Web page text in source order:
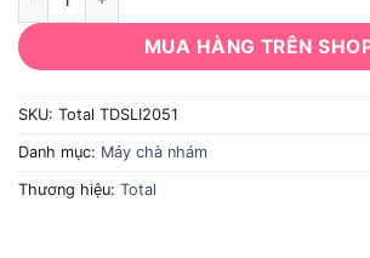
MUA HÀNG TRÊN
SKU: Total TDSLI2051
Danh mục: Máy chà nhám
Thương hiệu: Total